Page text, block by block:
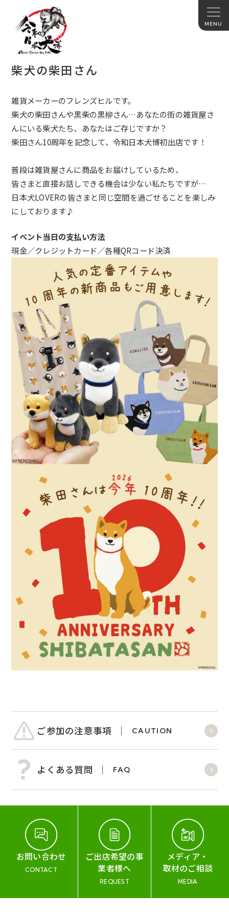
柴犬の柴田さん
雑貨メーカーのフレンズヒルです。
柴犬の柴田さんや黒柴の黒柳さん…あなたの街の雑貨屋さ
んにいる柴犬たち、あなたはご存じですか？
柴田さん10周年を記念して、令和日本犬博初出店です！
普段は雑貨屋さんに商品をお届けしているため、
皆さまと直接お話しできる機会は少ない私たちですが…
日本犬LOVERの皆さまと同じ空間を過ごせることを楽しみ
にしております♪
イベント当日の支払い方法
現金／クレジットカード／各種QRコード決済
ご参加の注意事項 CAUTION
よくある質問 FAQ
お問い合わせ
CONTACT
ご出店希望の事
業者様へ
REQUEST
メディア・
取材のご相談
MEDIA